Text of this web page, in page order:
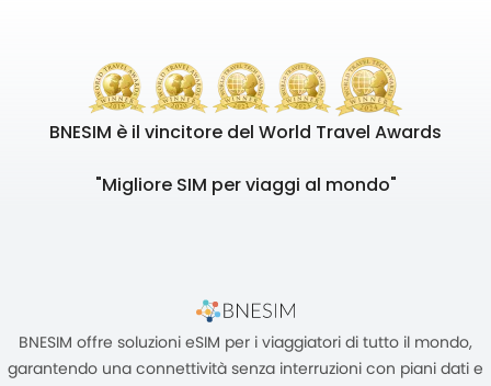
BNESIM è il vincitore del World Travel Awards
"Migliore SIM per viaggi al mondo"
BNESIM offre soluzioni eSIM per i viaggiatori di tutto il mondo,
garantendo una connettività senza interruzioni con piani dati e